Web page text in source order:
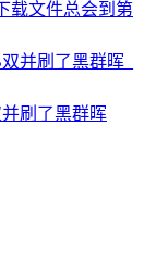
载文件总会到第
刷了黑群晖